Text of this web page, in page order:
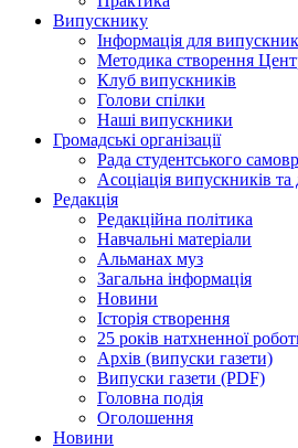
Випускнику
Інформація для
Методика створення
Клуб випускників
Голови спілки
Наші випускники
Громадські організації
Рада студентського
Асоціація випускників
Редакція
Редакційна політика
Навчальні матеріали
Альманах муз
Загальна інформація
Новини
Історія створення
25 років натхненної
Архів (випуски газети)
Випуски газети (PDF)
Головна подія
Оголошення
Новини